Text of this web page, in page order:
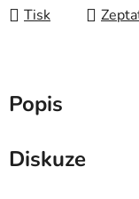
Tisk
Popis
Diskuze